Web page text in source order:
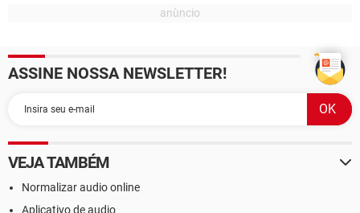
ASSINE NOSSA NEWSLETTER!
VEJA TAMBÉM
Normalizar audio online
Aplicativo de audio